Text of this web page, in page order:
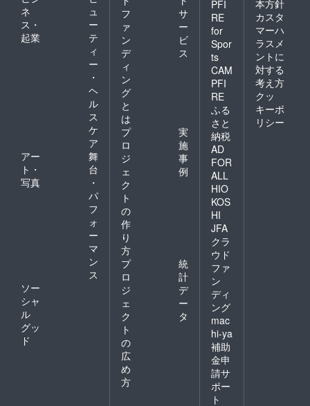
ネ
ス・
起業
ュ
ー
テ
ィ
ー
・
ヘ
ル
ス
ケ
ア
アー
ト・
写真
舞
台
・
パ
フ
ォ
ー
マ
ン
ス
ソー
シャ
ル
グッ
ド
フ
ァ
ン
デ
ィ
ン
グ
と
は
サ
ー
ビ
ス
プ
ロ
ジ
ェ
ク
ト
の
作
り
方
実
施
事
例
プ
ロ
ジ
ェ
ク
ト
の
広
め
方
統
計
デ
ー
タ
PFI
RE
for
Spor
ts
CAM
PFI
RE
ふる
さと
納税
AD
FOR
ALL
HIO
KOS
HI
JFA
クラ
ウド
ファ
ン
ディ
ング
mac
hi-ya
補助
金申
請サ
ポー
ト
本方針
カスタ
マーハ
ラスメ
ントに
対する
考え方
クッ
キーポ
リシー